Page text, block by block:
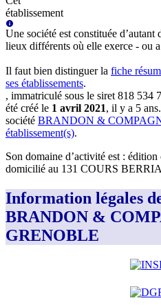
établissement
Une société est constituée d’autant
lieux différents où elle exerce - ou
Il faut bien distinguer la fiche
ses établissements.
, immatriculé sous le siret 818 534
été créé le 1 avril 2021, il y a 5 ans.
société BRANDON &
établissement(s).
Son domaine d’activité est : édition
domicilié au 131 COURS
Information légales
BRANDON &
GRENOBLE